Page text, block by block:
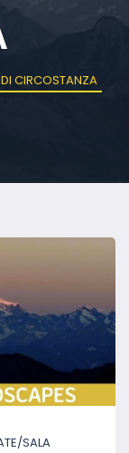
CIRCOSTANZA
SALA